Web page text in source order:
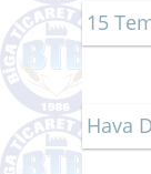
15
Hava